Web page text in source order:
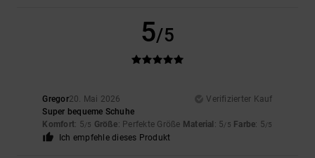
5/5
Gregor20. Mai 2026
Verifizierter Kauf
Super bequeme Schuhe
Komfort: 5/5 Größe: Perfekte Größe Material : 5/5 Farbe: 5/5
Ich empfehle dieses Produkt